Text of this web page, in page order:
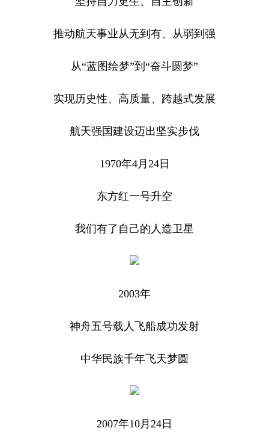
推动航天事业从无到有、从弱到强
从“蓝图绘梦”到“奋斗圆梦”
实现历史性、高质量、跨越式发展
航天强国建设迈出坚实步伐
1970年4月24日
东方红一号升空
我们有了自己的人造卫星
2003年
神舟五号载人飞船成功发射
中华民族千年飞天梦圆
2007年10月24日